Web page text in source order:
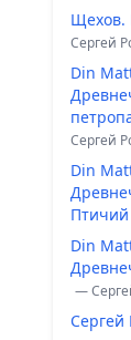
Щехов.
Сергей
Din
Сергей
Din
Птичий
Din
—
Сергей